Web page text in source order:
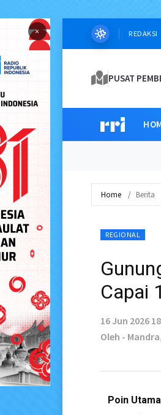
× REDAKSI
PUSAT
Home Berita
REGIONAL
Capai
16 Jun 2026
Oleh -
Poin Utama